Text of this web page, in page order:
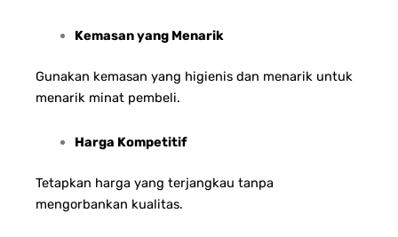
Kemasan yang Menarik
Gunakan kemasan yang higienis dan menarik untuk
menarik minat pembeli.
Harga Kompetitif
Tetapkan harga yang terjangkau tanpa
mengorbankan kualitas.